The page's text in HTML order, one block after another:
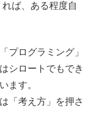
ば、ある程度自
プログラミング」
シロートでもでき
ます。
「考え方」を押さ